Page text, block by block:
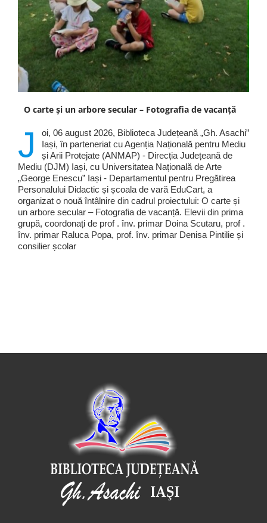
O carte și un arbore secular – Fotografia de vacanță
J
oi, 06 august 2026, Biblioteca Județeană „Gh. Asachi”
Iași, în parteneriat cu Agenția Națională pentru Mediu
și Arii Protejate (ANMAP) - Direcția Județeană de
Mediu (DJM) Iași, cu Universitatea Națională de Arte
„George Enescu” Iași - Departamentul pentru Pregătirea
Personalului Didactic și școala de vară EduCart, a
organizat o nouă întâlnire din cadrul proiectului: O carte și
un arbore secular – Fotografia de vacanță. Elevii din prima
grupă, coordonați de prof . înv. primar Doina Scutaru, prof .
înv. primar Raluca Popa, prof. înv. primar Denisa Pintilie și
consilier școlar